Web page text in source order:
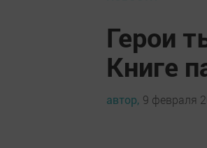
Герои
Книге
автор, 9 февраля